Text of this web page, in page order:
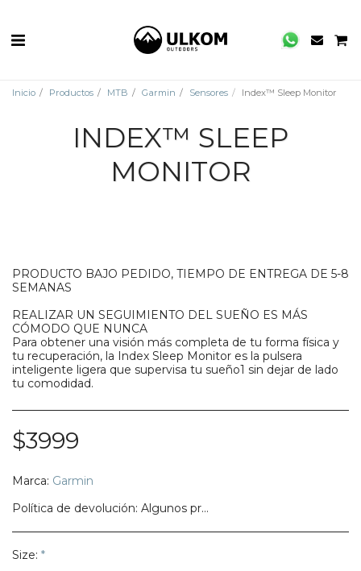
Inicio Productos MTB Garmin Sensores Index™ Sleep Monitor
INDEX™ SLEEP
MONITOR
PRODUCTO BAJO PEDIDO, TIEMPO DE ENTREGA DE 5-8
SEMANAS
REALIZAR UN SEGUIMIENTO DEL SUEÑO ES MÁS
CÓMODO QUE NUNCA
Para obtener una visión más completa de tu forma física y
tu recuperación, la Index Sleep Monitor es la pulsera
inteligente ligera que supervisa tu sueño1 sin dejar de lado
tu comodidad.
$3999
Marca: Garmin
Política de devolución: Algunos productos no califican para ser regresados, te pedimos confirmes bien tu talla, modelo o estilo.
Size: *